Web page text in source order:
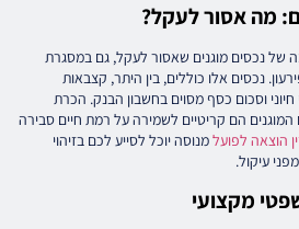
מה אסור לעקל?
של נכסים מוגנים שאסור לעקל, גם במסגרת
נכסים אלו כוללים, בין היתר, קצבאות
חיוני וסכום כסף מסוים בחשבון הבנק. הכרת
המוגנים הם קריטיים לשמירה על רמת חיים סבירה
הוצאה לפועלמנוסה יוכל לסייע לכם בזיהוי
עיקול.
מקצועי